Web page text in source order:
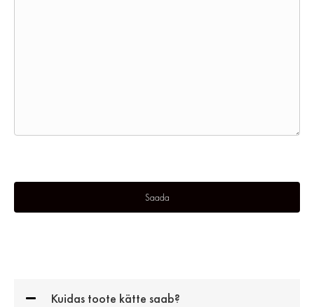
Kuidas toote kätte saab?